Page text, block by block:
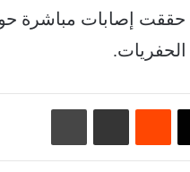
حققت إصابات مباشرة
الحفريات.